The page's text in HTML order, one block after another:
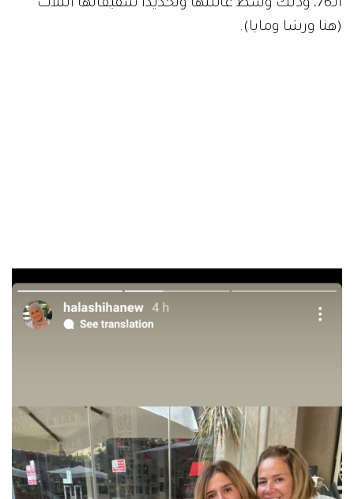
الـ76، وذلك وسط عائلتها وتحديداً شقيقاتها الثلاث
(هنا ورشا ومايا).